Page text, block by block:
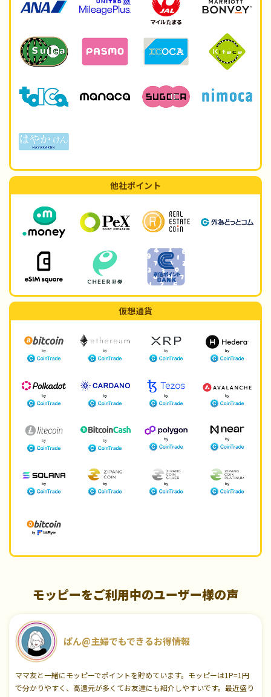
他社ポイント
仮想通貨
モッピーをご利用中のユーザー様の声
ぱん@主婦でもできるお得情報
ママ友と一緒にモッピーでポイントを貯めています。モッピーは1P=1円
で分かりやすく、高還元が多くてお友達にも紹介しやすいです。最近盛り